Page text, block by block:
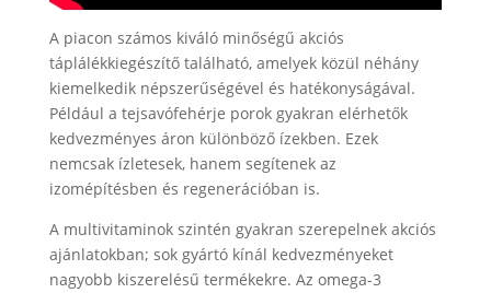
A piacon számos kiváló minőségű akciós
táplálékkiegészítő található, amelyek közül néhány
kiemelkedik népszerűségével és hatékonyságával.
Például a tejsavófehérje porok gyakran elérhetők
kedvezményes áron különböző ízekben. Ezek
nemcsak ízletesek, hanem segítenek az
izomépítésben és regenerációban is.
A multivitaminok szintén gyakran szerepelnek akciós
ajánlatokban; sok gyártó kínál kedvezményeket
nagyobb kiszerelésű termékekre. Az omega-3